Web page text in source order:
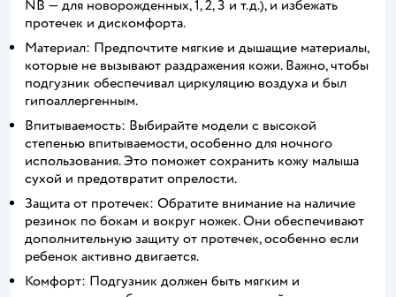
NB — для новорожденных, 1, 2, 3 и т.д.), и избежать
протечек и дискомфорта.
Материал: Предпочтите мягкие и дышащие материалы,
которые не вызывают раздражения кожи. Важно, чтобы
подгузник обеспечивал циркуляцию воздуха и был
гипоаллергенным.
Впитываемость: Выбирайте модели с высокой
степенью впитываемости, особенно для ночного
использования. Это поможет сохранить кожу малыша
сухой и предотвратит опрелости.
Защита от протечек: Обратите внимание на наличие
резинок по бокам и вокруг ножек. Они обеспечивают
дополнительную защиту от протечек, особенно если
ребенок активно двигается.
Комфорт: Подгузник должен быть мягким и